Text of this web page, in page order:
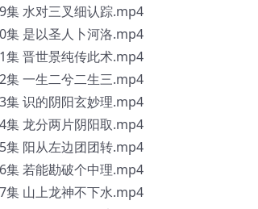
集 水对三叉细认踪.mp4
集 是以圣人卜河洛.mp4
集 晋世景纯传此术.mp4
集 一生二兮二生三.mp4
集 识的阴阳玄妙理.mp4
集 龙分两片阴阳取.mp4
集 阳从左边团团转.mp4
集 若能勘破个中理.mp4
集 山上龙神不下水.mp4